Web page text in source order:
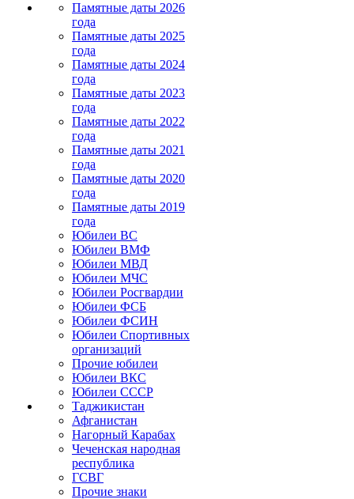
Памятные даты 2026
года
Памятные даты 2025
года
Памятные даты 2024
года
Памятные даты 2023
года
Памятные даты 2022
года
Памятные даты 2021
года
Памятные даты 2020
года
Памятные даты 2019
года
Юбилеи ВС
Юбилеи ВМФ
Юбилеи МВД
Юбилеи МЧС
Юбилеи Росгвардии
Юбилеи ФСБ
Юбилеи ФСИН
Юбилеи Спортивных
организаций
Прочие юбилеи
Юбилеи ВКС
Юбилеи СССР
Таджикистан
Афганистан
Нагорный Карабах
Чеченская народная
республика
ГСВГ
Прочие знаки